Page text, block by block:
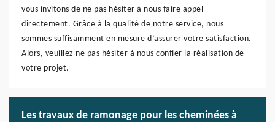
vous invitons de ne pas hésiter à nous faire appel
directement. Grâce à la qualité de notre service, nous
sommes suffisamment en mesure d’assurer votre satisfaction.
Alors, veuillez ne pas hésiter à nous confier la réalisation de
votre projet.
Les travaux de ramonage pour les cheminées à